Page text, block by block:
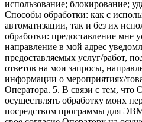
использование; блокирование;
Способы обработки: как с
автоматизации, так и без их
обработки: предоставление мне
направление в мой адрес
предоставляемых услуг/работ,
ответов на мои запросы,
информации о мероприятиях/
Оператора. 5. В связи с тем, что
осуществлять обработку моих
посредством программы для